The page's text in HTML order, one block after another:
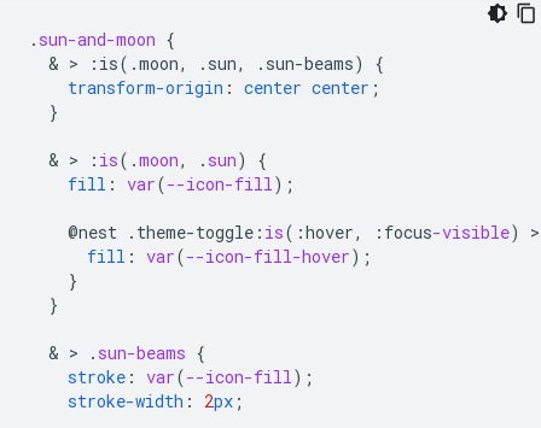
. sun-and-moon {
  & >
:is(.moon, .sun, .sun-beams)
{
transform-origin : center center ;
}
  & >
: is( .moon, . sun)
{
fill : var(--icon-fill );
@nest . theme-toggle : is( :hover, : focus-visible)
fill : var(--icon-fill-hover);
}
}
  & >
. sun-beams {
stroke : var(--icon-fill );
stroke-width : 2px ;